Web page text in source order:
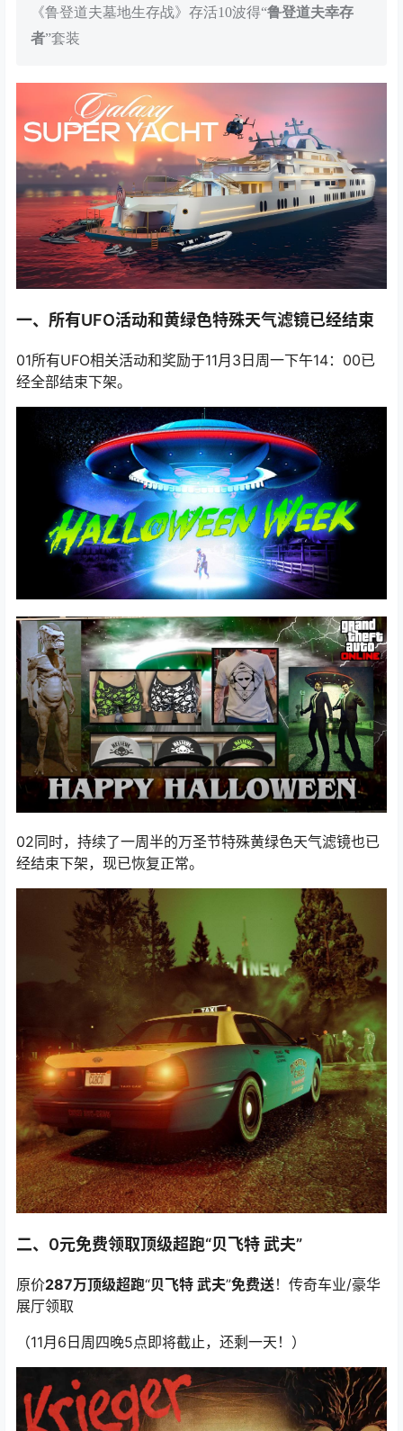
《鲁登道夫墓地生存战》存活10波得“鲁登道夫幸存
者”套装
一、所有UFO活动和黄绿色特殊天气滤镜已经结束
01所有UFO相关活动和奖励于11月3日周一下午14：00已
经全部结束下架。
02同时，持续了一周半的万圣节特殊黄绿色天气滤镜也已
经结束下架，现已恢复正常。
二、0元免费领取顶级超跑“贝飞特 武夫”
原价287万顶级超跑“贝飞特 武夫”免费送！传奇车业/豪华
展厅领取
（11月6日周四晚5点即将截止，还剩一天！）